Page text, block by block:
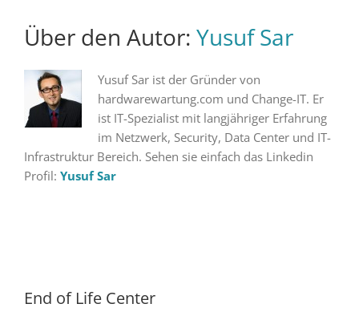
Über den Autor: Yusuf Sar
Yusuf Sar ist der Gründer von
hardwarewartung.com und Change-IT. Er
ist IT-Spezialist mit langjähriger Erfahrung
im Netzwerk, Security, Data Center und IT-
Infrastruktur Bereich. Sehen sie einfach das Linkedin
Profil: Yusuf Sar
End of Life Center